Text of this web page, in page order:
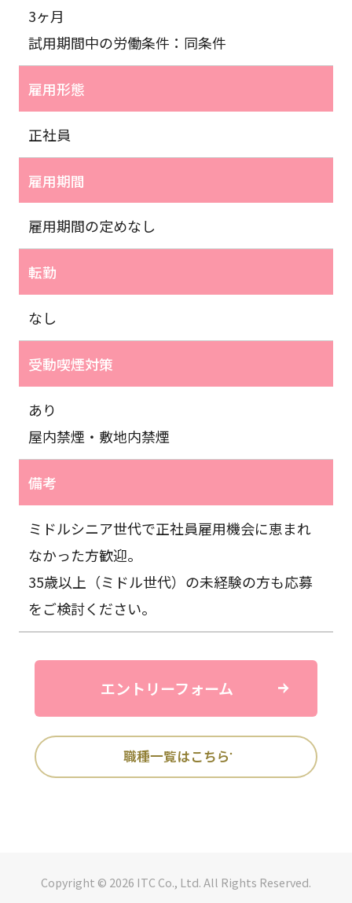
3ヶ月
試用期間中の労働条件：同条件
雇用形態
正社員
雇用期間
雇用期間の定めなし
転勤
なし
受動喫煙対策
あり
屋内禁煙・敷地内禁煙
備考
ミドルシニア世代で正社員雇用機会に恵まれ
なかった方歓迎。
35歳以上（ミドル世代）の未経験の方も応募
をご検討ください。
エントリーフォーム
職種一覧はこちら
Copyright © 2026 ITC Co., Ltd. All Rights Reserved.